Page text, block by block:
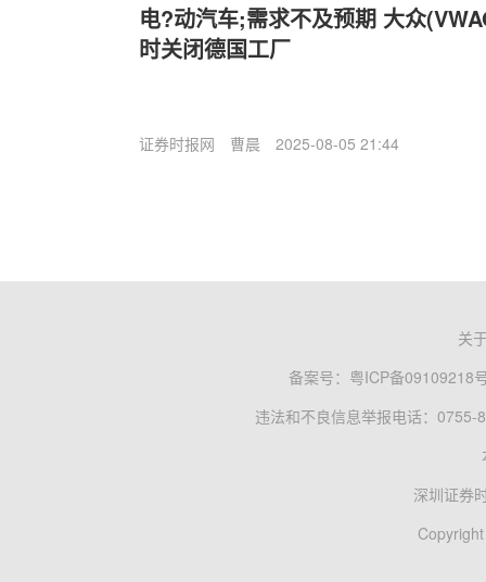
电?动汽车;需求不及预期 大众
时关闭德国工厂
证券时报网 曹晨 2025-08-05 21:44
关
备案号： 粤ICP备09109218
违法和不良信息举报电话：0755-
深圳证券